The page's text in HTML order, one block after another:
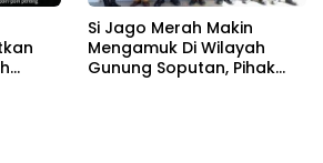
Si Jago Merah Makin
Mengamuk Di Wilayah
Gunung Soputan, Pihak